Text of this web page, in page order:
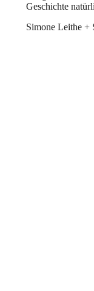
Geschichte
Simone Leithe +